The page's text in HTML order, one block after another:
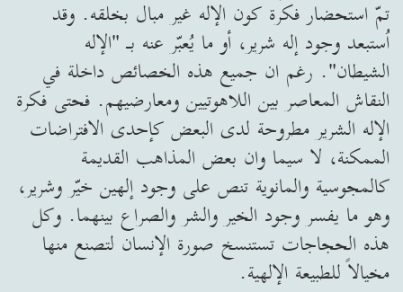
تمّ استحضار فكرة كون الإله غير مبال بخلقه. وقد
اُستبعد وجود إله شرير، أو ما يُعبّر عنه بـ "الإله
الشيطان". رغم ان جميع هذه الخصائص داخلة في
النقاش المعاصر بين اللاهوتيين ومعارضيهم. فحتى فكرة
الإله الشرير مطروحة لدى البعض كإحدى الافتراضات
الممكنة، لا سيما وان بعض المذاهب القديمة
كالمجوسية والمانوية تنص على وجود إلهين خيّر وشرير،
وهو ما يفسر وجود الخير والشر والصراع بينهما. وكل
هذه الحجاجات تستنسخ صورة الإنسان لتصنع منها
مخيالاً للطبيعة الإلهية.